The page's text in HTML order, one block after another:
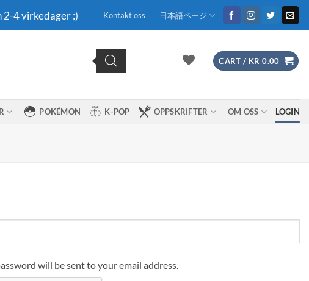
2-4 virkedager :) Kontakt oss 日本語ページ
CART / KR 0.00
POKÉMON K-POP OPPSKRIFTER OM OSS LOGIN
will be sent to your email address.